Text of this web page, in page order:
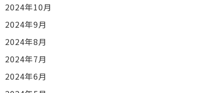
2024年10月
2024年9月
2024年8月
2024年7月
2024年6月